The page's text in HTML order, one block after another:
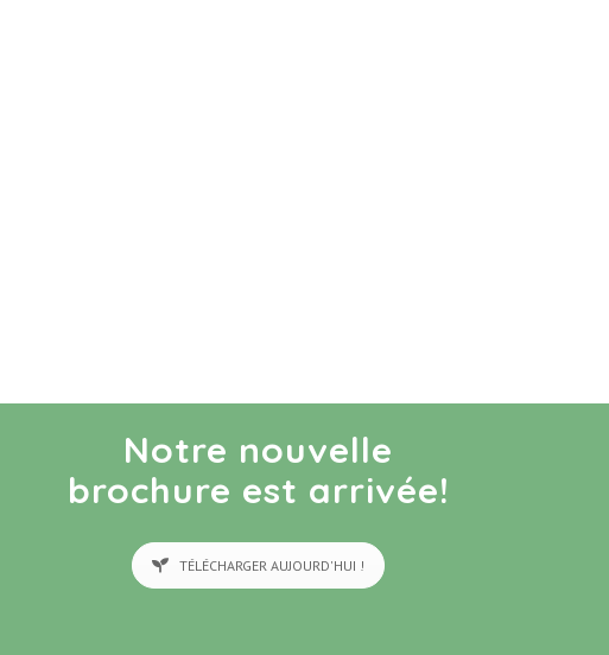
Notre nouvelle
brochure est arrivée!
TÉLÉCHARGER AUJOURD'HUI !